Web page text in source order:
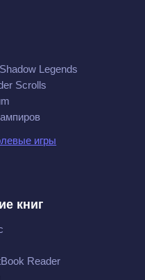
Legends
Scrolls
игры
книг
Reader